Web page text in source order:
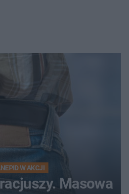
W AKCJI
Masowa